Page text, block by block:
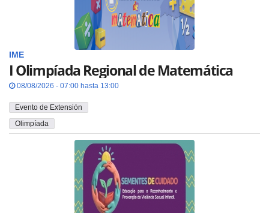
IME
I Olimpíada Regional de Matemática
08/08/2026 - 07:00 hasta 13:00
Evento de Extensión
Olimpíada